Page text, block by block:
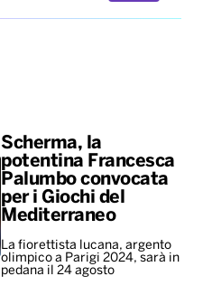
Scherma, la
potentina Francesca
Palumbo convocata
per i Giochi del
Mediterraneo
La fiorettista lucana, argento
olimpico a Parigi 2024, sarà in
pedana il 24 agosto